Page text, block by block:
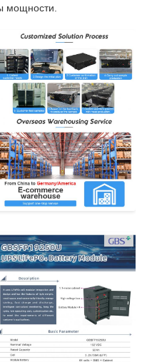
мощности.